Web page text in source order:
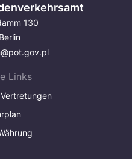
130
Links